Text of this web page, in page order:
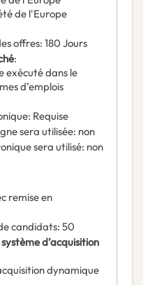
de l'Europe
offres: 180 Jours
:
exécuté dans le
d’emplois
: Requise
sera utilisée: non
sera utilisé: non
remise en
candidats: 50
d’acquisition
dynamique